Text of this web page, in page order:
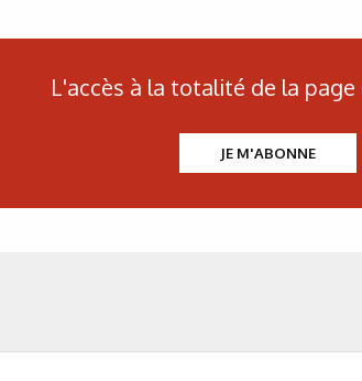
L'accès à la totalité de la
JE M'ABONNE